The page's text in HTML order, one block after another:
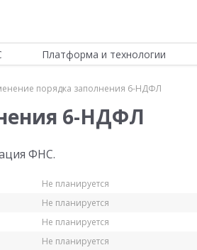
Платформа и технологии
порядка заполнения 6-НДФЛ
6-НДФЛ
ФНС.
Не планируется
Не планируется
Не планируется
Не планируется